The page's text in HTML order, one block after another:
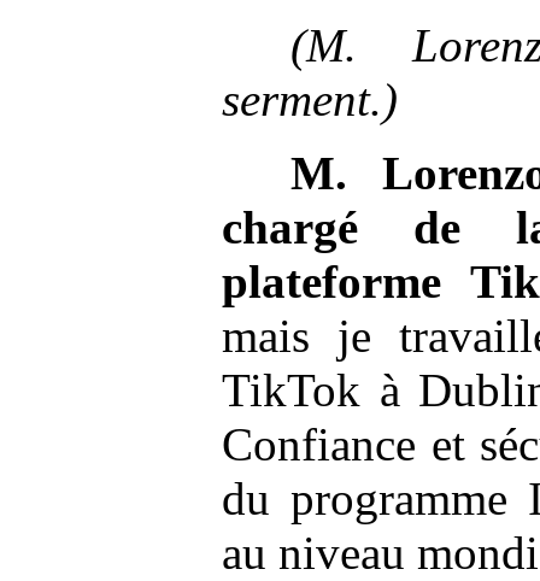
(M.
serment.)
M.
chargé de
plateforme
mais je
TikTok à
Confiance et
du programme
au niveau